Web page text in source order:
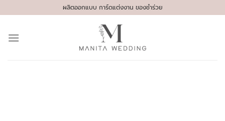
to
ผลิตออกแบบ การ์ดแต่งงาน ของชำร่วย